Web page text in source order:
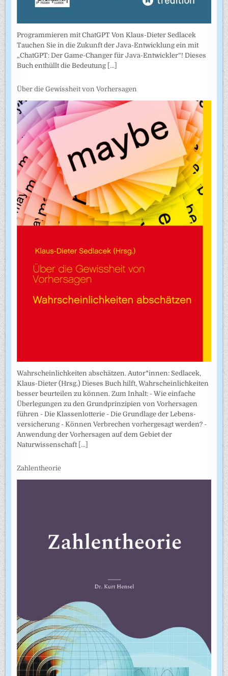
Programmieren mit ChatGPT Von Klaus-Dieter Sedlacek
Tauchen Sie in die Zukunft der Java-Entwicklung ein mit
„ChatGPT: Der Game-Changer für Java-Entwickler“! Dieses
Buch enthüllt die Bedeutung [...]
Über die Gewissheit von Vorhersagen
Wahrscheinlichkeiten abschätzen. Autor*innen: Sedlacek,
Klaus-Dieter (Hrsg.) Dieses Buch hilft, Wahrscheinlichkeiten
besser beurteilen zu können. Zum Inhalt: - Wie einfache
Überlegungen zu den Grundprinzipien von Vorhersagen
führen - Die Klassenlotterie - Die Grundlage der Lebens­
versicherung - Können Verbrechen vorhergesagt werden? -
Anwendung der Vorhersagen auf dem Gebiet der
Naturwissenschaft [...]
Zahlentheorie